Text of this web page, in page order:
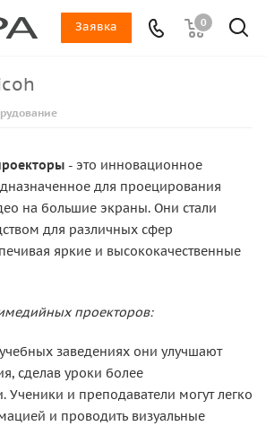
0
Заявка
- это инновационное
для проецирования
на большие экраны. Они стали
для различных сфер
яркие и высококачественные
проекторов:
заведениях они улучшают
сделав уроки более
Ученики и преподаватели могут легко
и проводить визуальные